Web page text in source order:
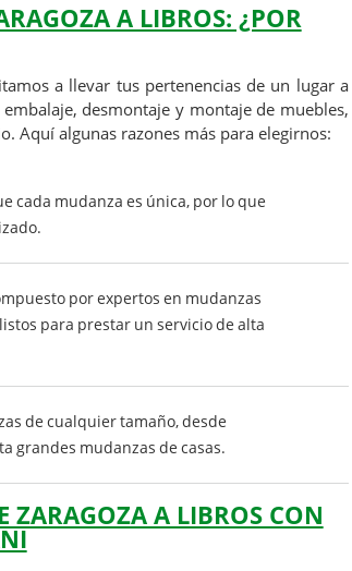
A LIBROS: ¿POR
a llevar tus pertenencias de un lugar a
desmontaje y montaje de muebles,
Aquí algunas razones más para elegirnos:
cada mudanza es única, por lo que
por expertos en mudanzas
para prestar un servicio de alta
de cualquier tamaño, desde
grandes mudanzas de casas.
ZARAGOZA A LIBROS CON